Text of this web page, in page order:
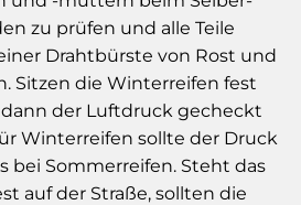
zu prüfen und alle Teile
Drahtbürste von Rost und
Sitzen die Winterreifen fest
dann der Luftdruck gecheckt
Winterreifen sollte der Druck
bei Sommerreifen. Steht das
auf der Straße, sollten die